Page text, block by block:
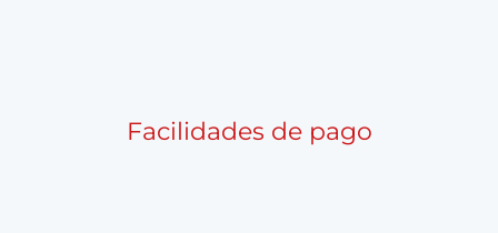
Facilidades de pago